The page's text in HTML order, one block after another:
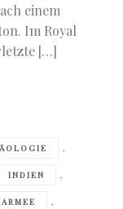
einem
Im Royal
[…]
,
INDIEN ,
,